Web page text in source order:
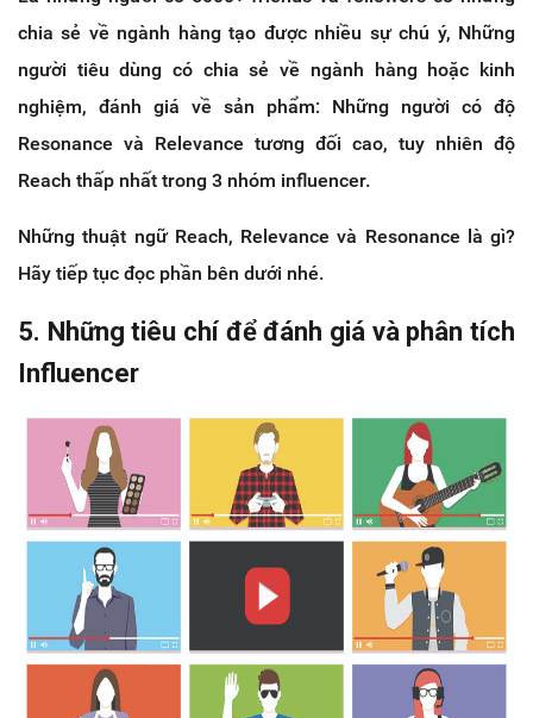
chia sẻ về ngành hàng tạo được nhiều sự chú ý, Những
người tiêu dùng có chia sẻ về ngành hàng hoặc kinh
nghiệm, đánh giá về sản phẩm: Những người có độ
Resonance và Relevance tương đối cao, tuy nhiên độ
Reach thấp nhất trong 3 nhóm influencer.
Những thuật ngữ Reach, Relevance và Resonance là gì?
Hãy tiếp tục đọc phần bên dưới nhé.
5. Những tiêu chí để đánh giá và phân tích
Influencer